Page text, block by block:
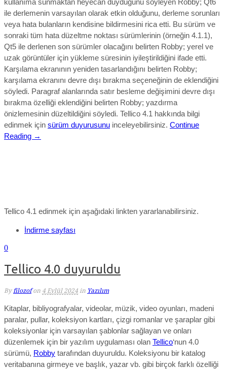
ile derlemenin varsayılan olarak etkin olduğunu, derleme sorunları
veya hata bulanların kendisine bildirmesini rica etti. Bu sürüm ve
sonraki tüm hata düzeltme noktası sürümlerinin (örneğin 4.1.1),
Qt5 ile derlenen son sürümler olacağını belirten Robby; yerel ve
uzak görüntüler için yükleme süresinin iyileştirildiğini ifade etti.
Karşılama ekranının yeniden tasarlandığını belirten Robby;
karşılama ekranını devre dışı bırakma seçeneğinin de eklendiğini
söyledi. Paragraf alanlarında satır besleme değişimini devre dışı
bırakma özelliği eklendiğini belirten Robby; yazdırma
önizlemesinin düzeltildiğini söyledi. Tellico 4.1 hakkında bilgi
edinmek için sürüm duyurusunu inceleyebilirsiniz. Continue
Reading →
Tellico 4.1 edinmek için aşağıdaki linkten yararlanabilirsiniz.
İndirme sayfası
0
Tellico 4.0 duyuruldu
By filozof on 4 Eylül 2024 in Yazılım
Kitaplar, bibliyografyalar, videolar, müzik, video oyunları, madeni
paralar, pullar, koleksiyon kartları, çizgi romanlar ve şaraplar gibi
koleksiyonlar için varsayılan şablonlar sağlayan ve onları
düzenlemek için bir yazılım uygulaması olan Tellico‘nun 4.0
sürümü, Robby tarafından duyuruldu. Koleksiyonu bir katalog
veritabanına girmeye ve başlık, yazar vb. gibi birçok farklı özelliği